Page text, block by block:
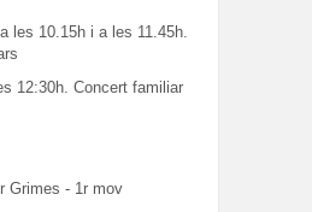
les 10.15h i a les 11.45h.
12:30h. Concert familiar
Grimes - 1r mov